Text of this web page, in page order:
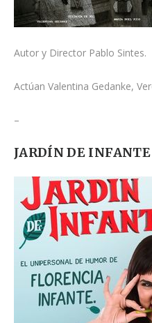
Autor y Director Pablo Sintes.
Actúan Valentina Gedanke,
–
JARDÍN DE INFANTE